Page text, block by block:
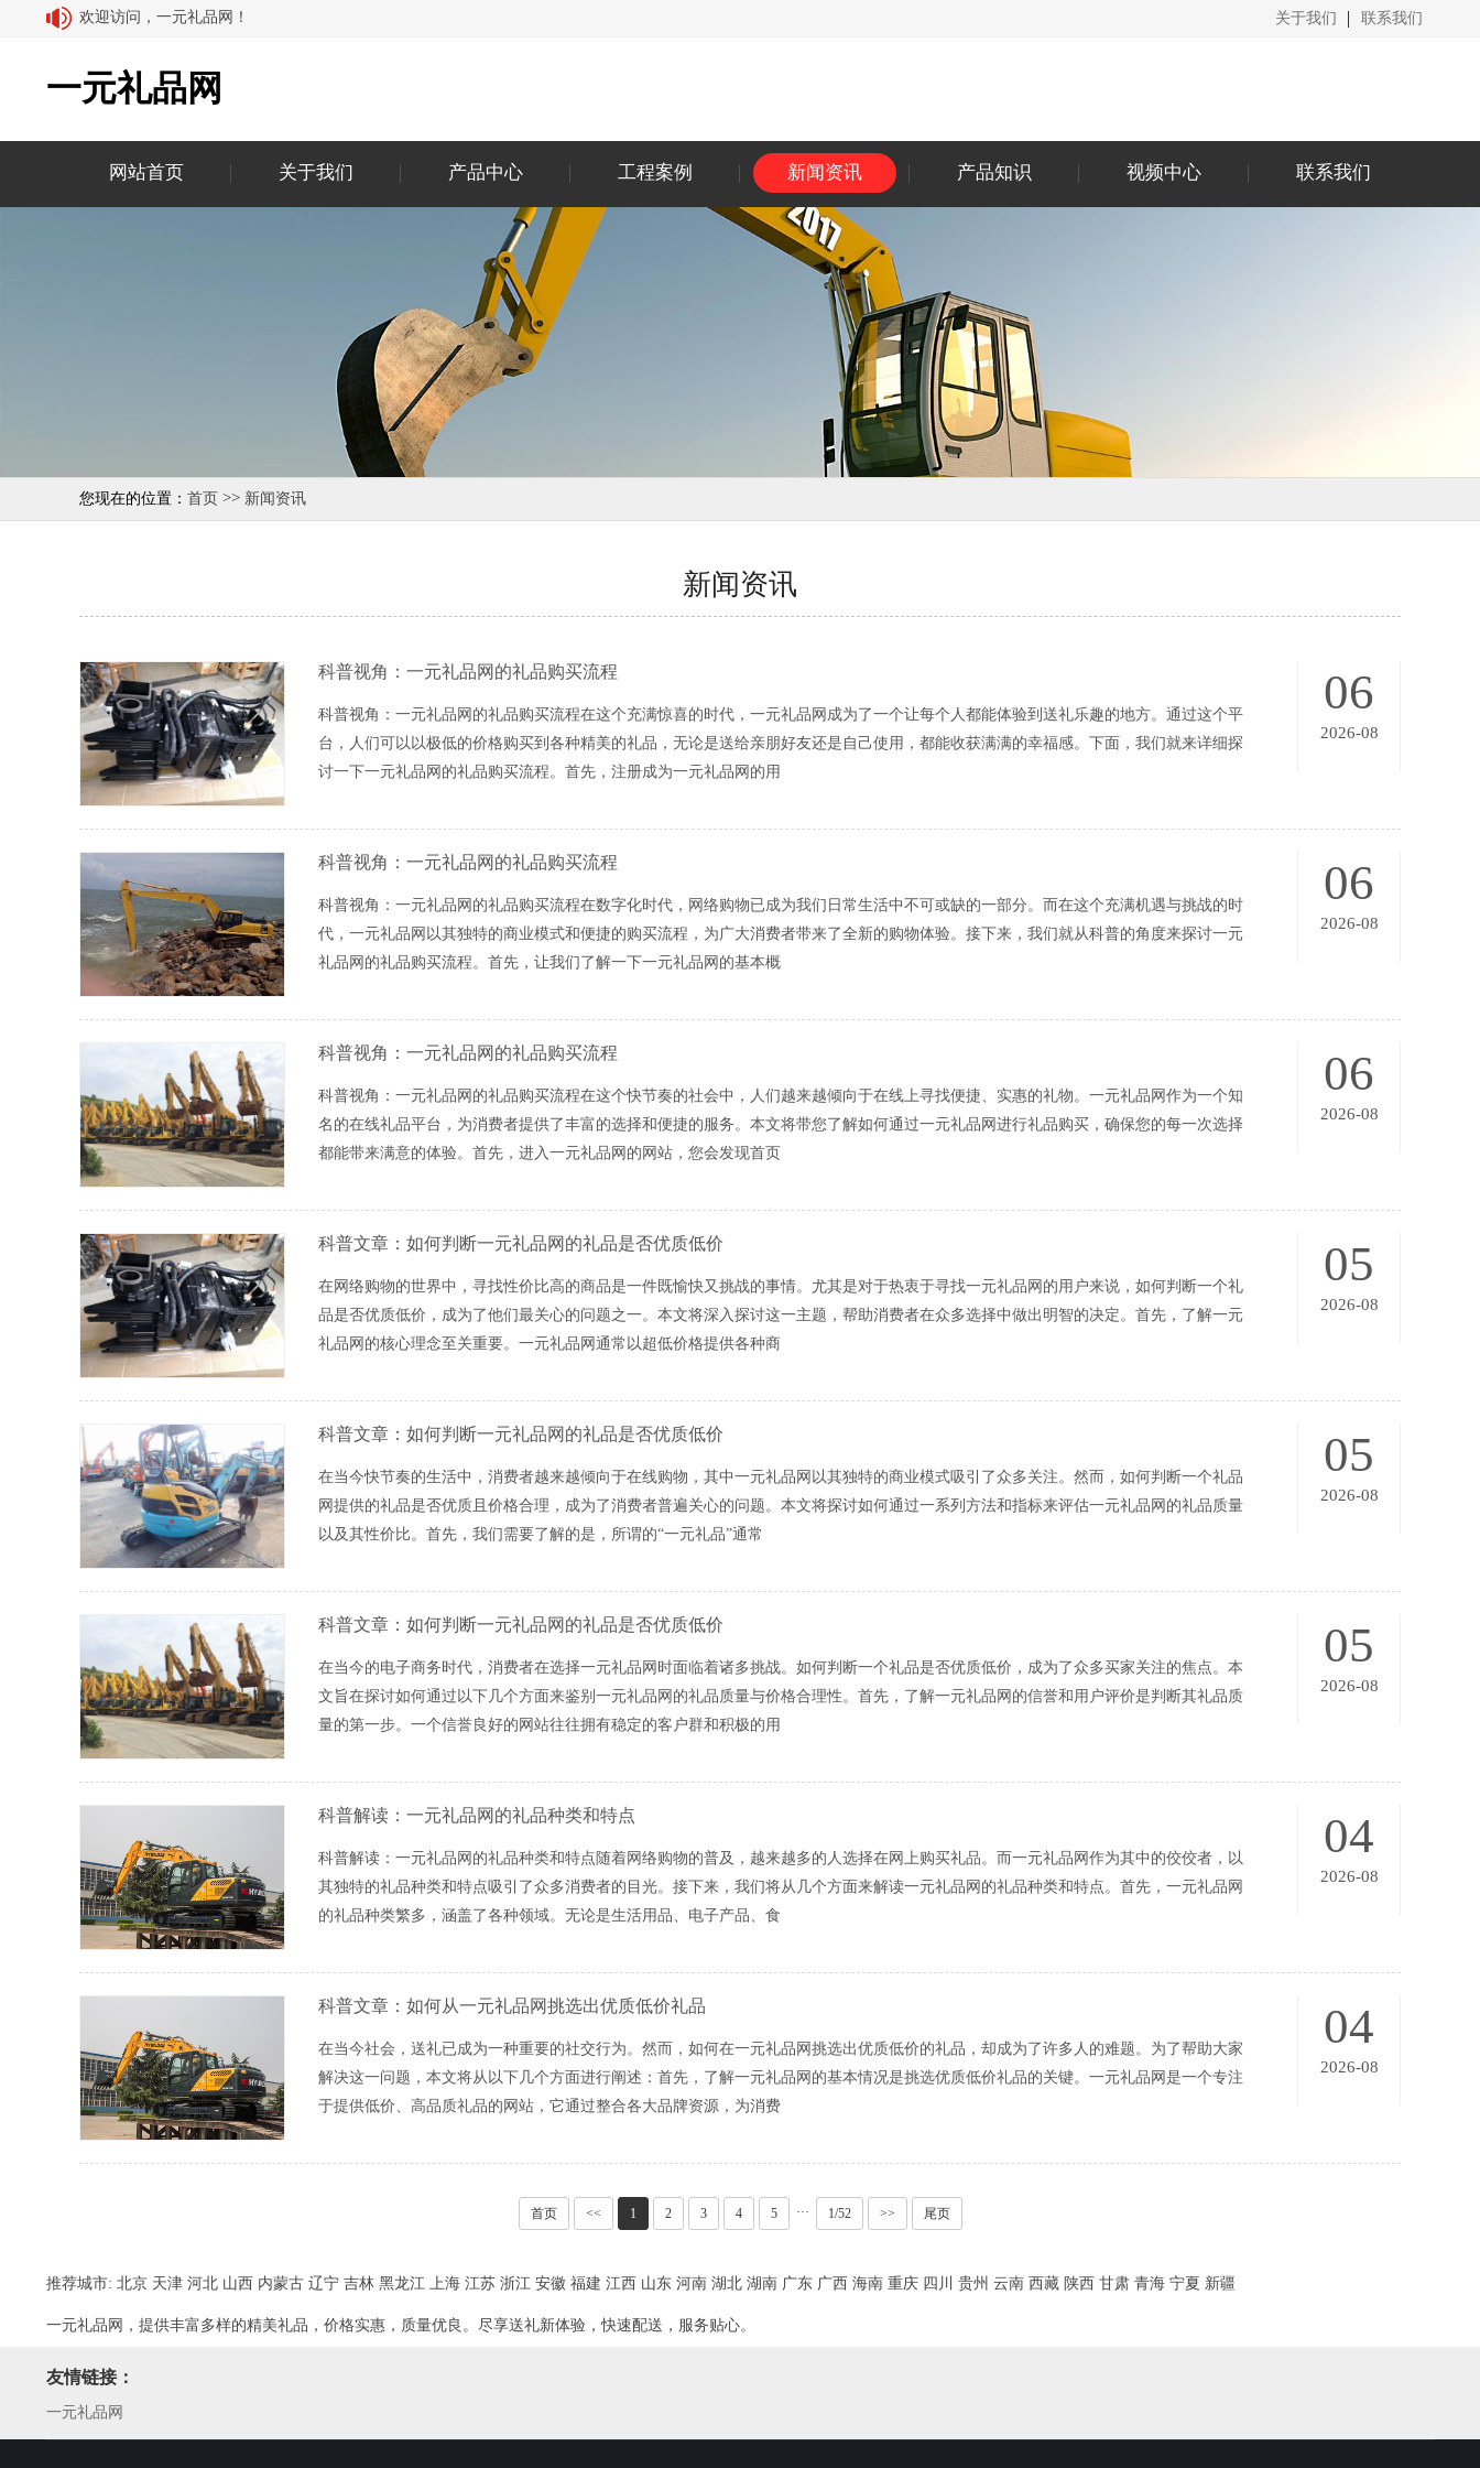
欢迎访问，一元礼品网！ 关于我们 联系我们
一元礼品网
网站首页 关于我们 产品中心 工程案例 新闻资讯 产品知识 视频中心 联系我们
您现在的位置： 首页 >> 新闻资讯
新闻资讯
06
2026-08
科普视角：一元礼品网的礼品购买流程
科普视角：一元礼品网的礼品购买流程在这个充满惊喜的时代，一元礼品网成为了一个让每个人都能体验到送礼乐趣的地方。通过这个平
台，人们可以以极低的价格购买到各种精美的礼品，无论是送给亲朋好友还是自己使用，都能收获满满的幸福感。下面，我们就来详细探
讨一下一元礼品网的礼品购买流程。首先，注册成为一元礼品网的用
06
2026-08
科普视角：一元礼品网的礼品购买流程
科普视角：一元礼品网的礼品购买流程在数字化时代，网络购物已成为我们日常生活中不可或缺的一部分。而在这个充满机遇与挑战的时
代，一元礼品网以其独特的商业模式和便捷的购买流程，为广大消费者带来了全新的购物体验。接下来，我们就从科普的角度来探讨一元
礼品网的礼品购买流程。首先，让我们了解一下一元礼品网的基本概
06
2026-08
科普视角：一元礼品网的礼品购买流程
科普视角：一元礼品网的礼品购买流程在这个快节奏的社会中，人们越来越倾向于在线上寻找便捷、实惠的礼物。一元礼品网作为一个知
名的在线礼品平台，为消费者提供了丰富的选择和便捷的服务。本文将带您了解如何通过一元礼品网进行礼品购买，确保您的每一次选择
都能带来满意的体验。首先，进入一元礼品网的网站，您会发现首页
05
2026-08
科普文章：如何判断一元礼品网的礼品是否优质低价
在网络购物的世界中，寻找性价比高的商品是一件既愉快又挑战的事情。尤其是对于热衷于寻找一元礼品网的用户来说，如何判断一个礼
品是否优质低价，成为了他们最关心的问题之一。本文将深入探讨这一主题，帮助消费者在众多选择中做出明智的决定。首先，了解一元
礼品网的核心理念至关重要。一元礼品网通常以超低价格提供各种商
05
2026-08
科普文章：如何判断一元礼品网的礼品是否优质低价
在当今快节奏的生活中，消费者越来越倾向于在线购物，其中一元礼品网以其独特的商业模式吸引了众多关注。然而，如何判断一个礼品
网提供的礼品是否优质且价格合理，成为了消费者普遍关心的问题。本文将探讨如何通过一系列方法和指标来评估一元礼品网的礼品质量
以及其性价比。首先，我们需要了解的是，所谓的“一元礼品”通常
05
2026-08
科普文章：如何判断一元礼品网的礼品是否优质低价
在当今的电子商务时代，消费者在选择一元礼品网时面临着诸多挑战。如何判断一个礼品是否优质低价，成为了众多买家关注的焦点。本
文旨在探讨如何通过以下几个方面来鉴别一元礼品网的礼品质量与价格合理性。首先，了解一元礼品网的信誉和用户评价是判断其礼品质
量的第一步。一个信誉良好的网站往往拥有稳定的客户群和积极的用
04
2026-08
科普解读：一元礼品网的礼品种类和特点
科普解读：一元礼品网的礼品种类和特点随着网络购物的普及，越来越多的人选择在网上购买礼品。而一元礼品网作为其中的佼佼者，以
其独特的礼品种类和特点吸引了众多消费者的目光。接下来，我们将从几个方面来解读一元礼品网的礼品种类和特点。首先，一元礼品网
的礼品种类繁多，涵盖了各种领域。无论是生活用品、电子产品、食
04
2026-08
科普文章：如何从一元礼品网挑选出优质低价礼品
在当今社会，送礼已成为一种重要的社交行为。然而，如何在一元礼品网挑选出优质低价的礼品，却成为了许多人的难题。为了帮助大家
解决这一问题，本文将从以下几个方面进行阐述：首先，了解一元礼品网的基本情况是挑选优质低价礼品的关键。一元礼品网是一个专注
于提供低价、高品质礼品的网站，它通过整合各大品牌资源，为消费
首页 << 1 2 3 4 5 ··· 1/52 >> 尾页
推荐城市: 北京 天津 河北 山西 内蒙古 辽宁 吉林 黑龙江 上海 江苏 浙江 安徽 福建 江西 山东 河南 湖北 湖南 广东 广西 海南 重庆 四川 贵州 云南 西藏 陕西 甘肃 青海 宁夏 新疆
一元礼品网，提供丰富多样的精美礼品，价格实惠，质量优良。尽享送礼新体验，快速配送，服务贴心。
友情链接：
一元礼品网